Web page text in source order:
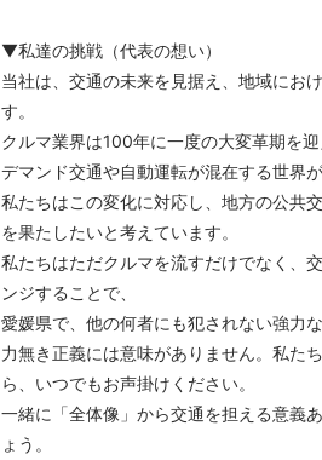
▼私達の挑戦（代表の想い）
当社は、交通の未来を見据え、地域にお
す。
クルマ業界は100年に一度の大変革期を
デマンド交通や自動運転が混在する世界
私たちはこの変化に対応し、地方の公共
を果たしたいと考えています。
私たちはただクルマを流すだけでなく、
ンジすることで、
愛媛県で、他の何者にも犯されない強力
力無き正義には意味がありません。私た
ら、いつでもお声掛けください。
一緒に「全体像」から交通を担える意義
ょう。